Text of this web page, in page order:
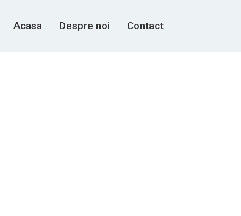
Acasa Despre noi Contact